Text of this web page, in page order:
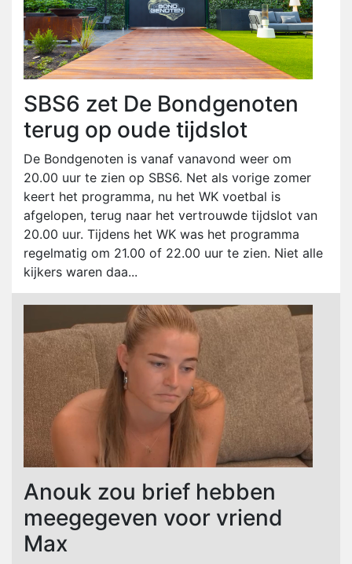
SBS6 zet De Bondgenoten
terug op oude tijdslot
De Bondgenoten is vanaf vanavond weer om
20.00 uur te zien op SBS6. Net als vorige zomer
keert het programma, nu het WK voetbal is
afgelopen, terug naar het vertrouwde tijdslot van
20.00 uur. Tijdens het WK was het programma
regelmatig om 21.00 of 22.00 uur te zien. Niet alle
kijkers waren daa...
Anouk zou brief hebben
meegegeven voor vriend
Max